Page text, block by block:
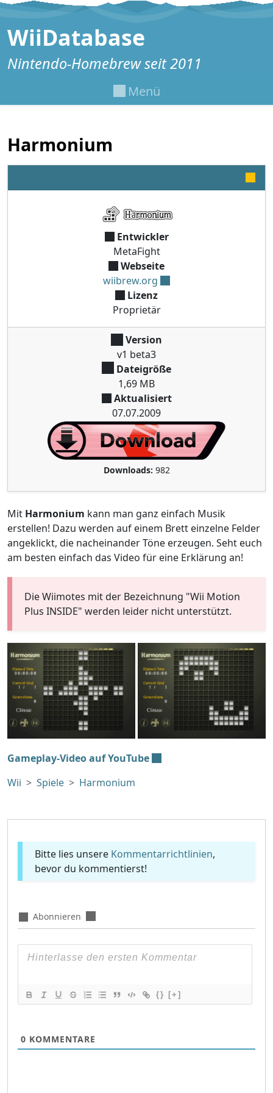
Zum Inhalt springen
WiiDatabase
Nintendo-Homebrew seit 2011
Menü
Harmonium
Entwickler
MetaFight
Webseite
wiibrew.org
Lizenz
Proprietär
Version
v1 beta3
Dateigröße
1,69 MB
Aktualisiert
07.07.2009
Downloads: 982
Mit Harmonium kann man ganz einfach Musik
erstellen! Dazu werden auf einem Brett einzelne Felder
angeklickt, die nacheinander Töne erzeugen. Seht euch
am besten einfach das Video für eine Erklärung an!
Die Wiimotes mit der Bezeichnung "Wii Motion
Plus INSIDE" werden leider nicht unterstützt.
Gameplay-Video auf YouTube
Wii
Spiele Harmonium
Bitte lies unsere Kommentarrichtlinien,
bevor du kommentierst!
Abonnieren
{} [+]
0 KOMMENTARE